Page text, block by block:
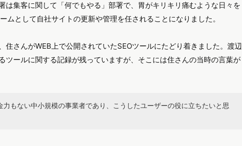
は集客に関して「何でもやる」部署で、胃がキリキリ痛むような日々を
ムとして自社サイトの更新や管理を任されることになりました。
住さんがWEB上で公開されていたSEOツールにたどり着きました。渡辺
ツールに関する記録が残っていますが、そこには住さんの当時の言葉が
力もない中小規模の事業者であり、こうしたユーザーの役に立ちたいと思